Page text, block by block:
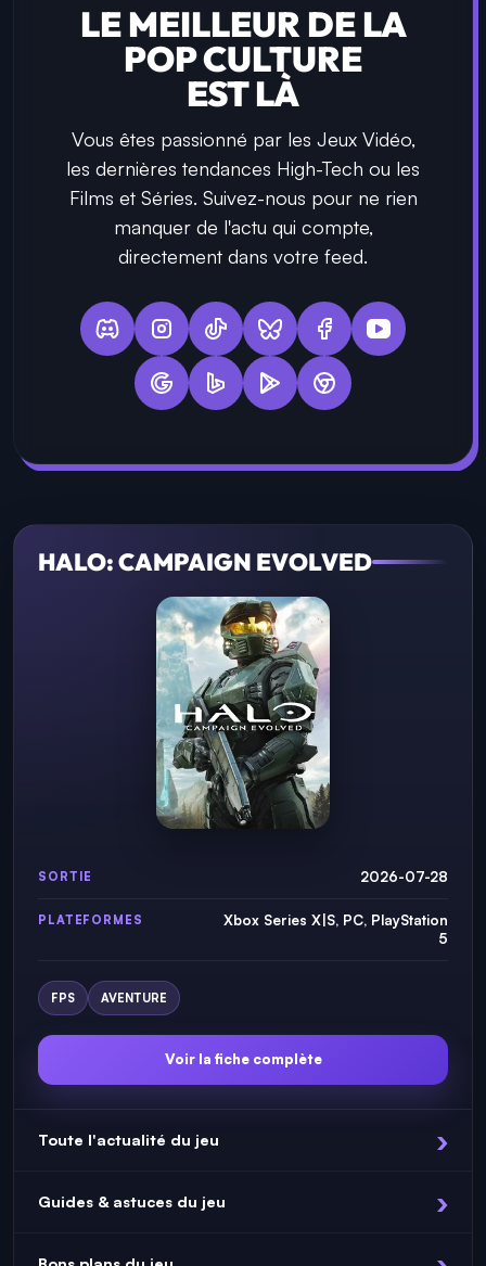
LE MEILLEUR DE LA
POP CULTURE
EST LÀ
Vous êtes passionné par les Jeux Vidéo,
les dernières tendances High-Tech ou les
Films et Séries. Suivez-nous pour ne rien
manquer de l'actu qui compte,
directement dans votre feed.
HALO: CAMPAIGN EVOLVED
SORTIE 2026-07-28
PLATEFORMES
Xbox Series X|S, PC, PlayStation
5
FPS AVENTURE
Voir la fiche complète
Toute l'actualité du jeu
Guides & astuces du jeu